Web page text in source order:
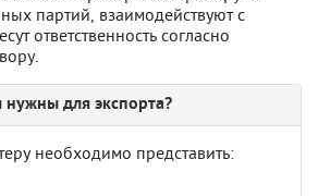
партий, взаимодействуют с
ответственность согласно
для экспорта?
необходимо представить: